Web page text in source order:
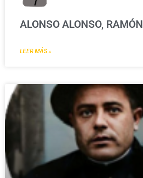
ALONSO ALONSO, RAMÓN
LEER MÁS »